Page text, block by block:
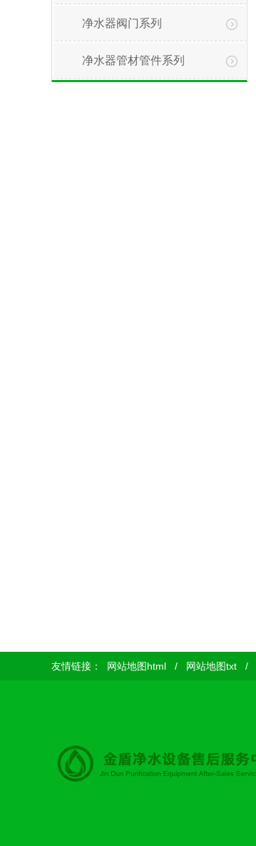
净水器阀门系列
净水器管材管件系列
友情链接： 网站地图html / 网站地图txt /